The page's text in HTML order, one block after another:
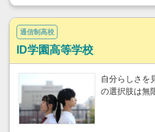
通信制高校
ID学園高等学校
自分らしさを
の選択肢は無